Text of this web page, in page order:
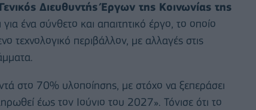
Διευθυντής Έργων της Κοινωνίας της
για ένα σύνθετο και απαιτητικό έργο, το οποίο
τεχνολογικό περιβάλλον, με αλλαγές στις
στο 70% υλοποίησης, με στόχο να ξεπεράσει
έως τον Ιούνιο του 2027». Τόνισε ότι το